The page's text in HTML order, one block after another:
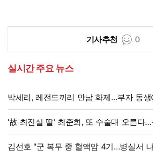
기사추천 0
실시간 주요 뉴스
박세리, 레전드끼리 만남 화제…부자 동
'반전'
'故 최진실 딸' 최준희, 또 수술대 오른다…
김선호 "군 복무 중 혈액암 4기…병실서